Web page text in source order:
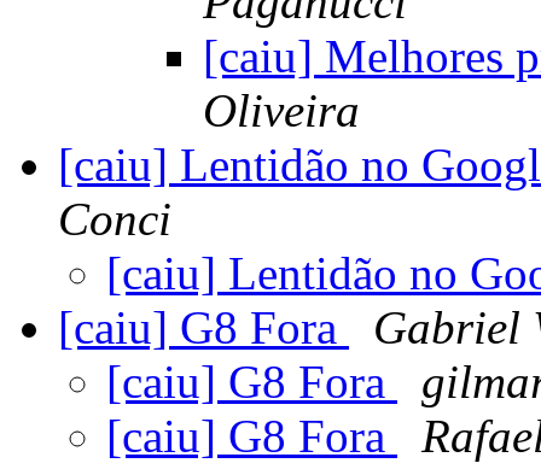
[caiu] Melhores
Oliveira
[caiu] Lentidão no
Conci
[caiu] Lentidão no
[caiu] G8 Fora
Gabriel
[caiu] G8 Fora
[caiu] G8 Fora